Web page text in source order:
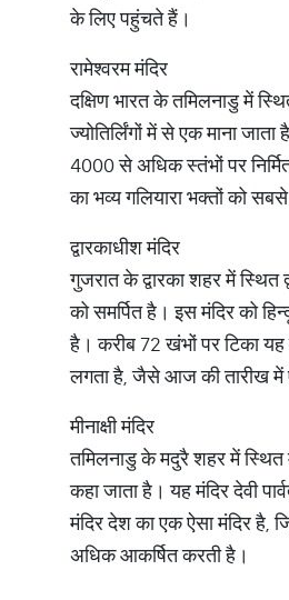
के लिए पहुंचते हैं।
रामेश्वरम मंदिर
दक्षिण भारत के तमिलनाडु में
ज्योतिर्लिंगों में से एक माना
4000 से अधिक स्तंभों पर
का भव्य गलियारा भक्तों को
द्वारकाधीश मंदिर
गुजरात के द्वारका शहर में स्थित
को समर्पित है। इस मंदिर को
है। करीब 72 खंभों पर टिका यह
लगता है, जैसे आज की तारीख में
मीनाक्षी मंदिर
तमिलनाडु के मदुरै शहर में स्थित
कहा जाता है। यह मंदिर देवी
मंदिर देश का एक ऐसा मंदिर है,
अधिक आकर्षित करती है।